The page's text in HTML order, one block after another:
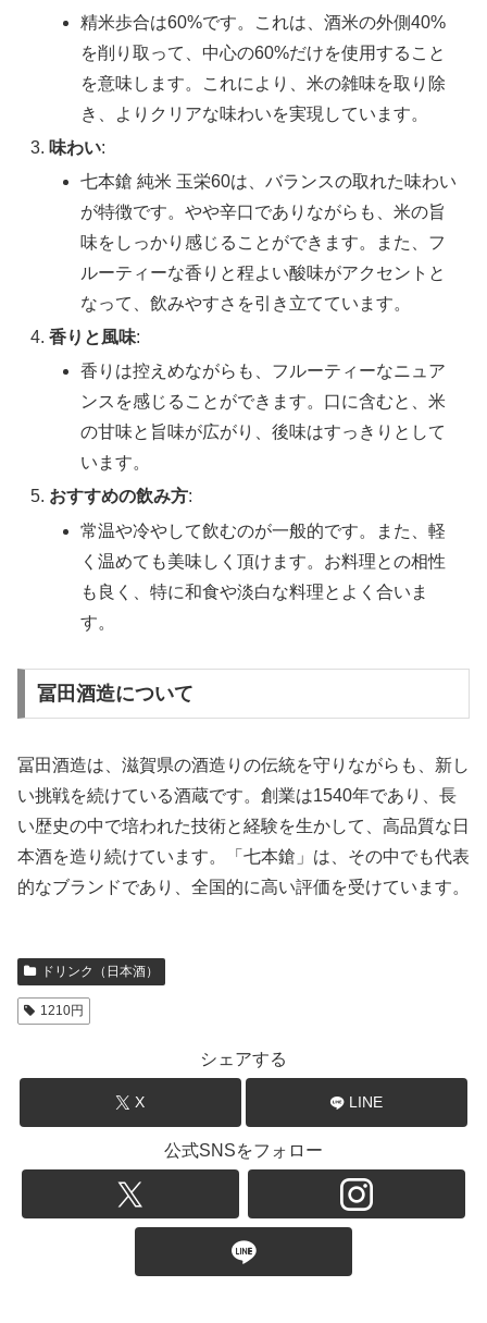
精米歩合は60%です。これは、酒米の外側40%
を削り取って、中心の60%だけを使用すること
を意味します。これにより、米の雑味を取り除
き、よりクリアな味わいを実現しています。
味わい:
七本鎗 純米 玉栄60は、バランスの取れた味わい
が特徴です。やや辛口でありながらも、米の旨
味をしっかり感じることができます。また、フ
ルーティーな香りと程よい酸味がアクセントと
なって、飲みやすさを引き立てています。
香りと風味:
香りは控えめながらも、フルーティーなニュア
ンスを感じることができます。口に含むと、米
の甘味と旨味が広がり、後味はすっきりとして
います。
おすすめの飲み方:
常温や冷やして飲むのが一般的です。また、軽
く温めても美味しく頂けます。お料理との相性
も良く、特に和食や淡白な料理とよく合いま
す。
冨田酒造について
冨田酒造は、滋賀県の酒造りの伝統を守りながらも、新し
い挑戦を続けている酒蔵です。創業は1540年であり、長
い歴史の中で培われた技術と経験を生かして、高品質な日
本酒を造り続けています。「七本鎗」は、その中でも代表
的なブランドであり、全国的に高い評価を受けています。
ドリンク（日本酒）
1210円
シェアする
X LINE
公式SNSをフォロー